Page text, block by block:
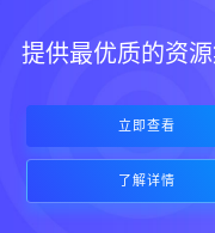
提供最优质的资
立即查看
了解详情